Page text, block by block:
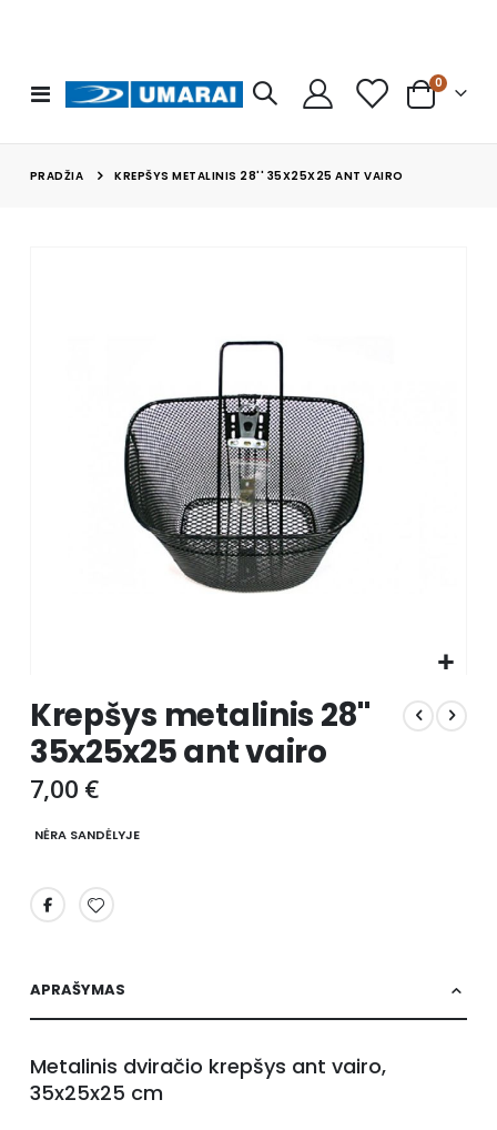
Toggle
Nav
Cart
0prekės
PRADŽIA KREPŠYS METALINIS 28'' 35X25X25 ANT VAIRO
to
the
beginning
of
the
images
Krepšys metalinis 28''
35x25x25 ant vairo
7,00 €
NĖRA SANDĖLYJE
APRAŠYMAS
Metalinis dviračio krepšys ant vairo,
35x25x25 cm